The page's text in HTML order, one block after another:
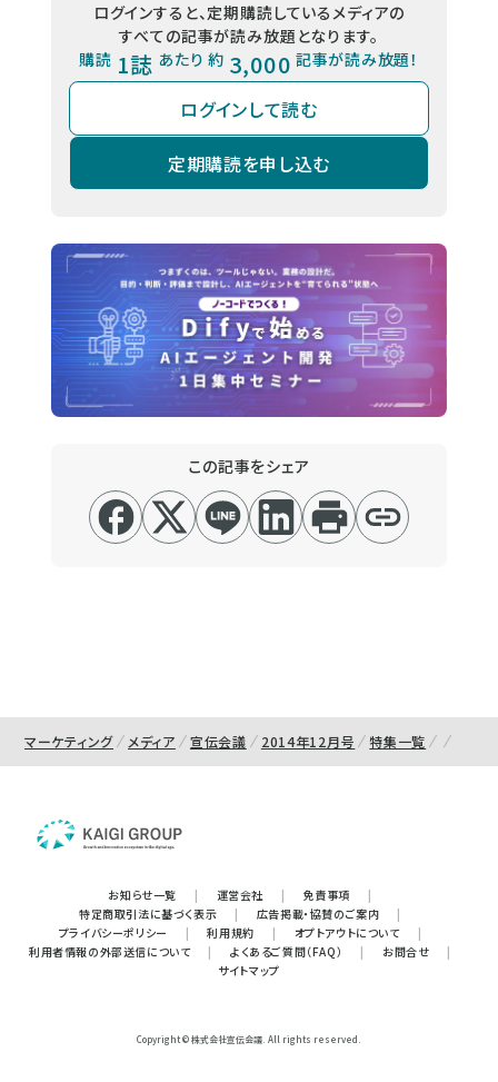
ログインすると、定期購読しているメディアの
すべての記事が読み放題となります。
購読 1誌 あたり 約 3,000 記事が読み放題！
ログインして読む
定期購読を申し込む
この記事をシェア
マーケティング メディア 宣伝会議 2014年12月号 特集一覧
お知らせ一覧 | 運営会社 | 免責事項
|
特定商取引法に基づく表示
| 広告掲載・協賛のご案内
|
プライバシーポリシー
| 利用規約 | オプトアウトについて
|
利用者情報の外部送信について
| よくあるご質問（FAQ） | お問合せ
|
サイトマップ
Copyright © 株式会社宣伝会議. All rights reserved.